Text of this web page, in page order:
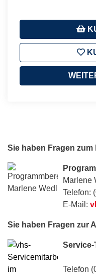
Sie haben Fragen zum
Marlene
Telefon:
E-Mail:
Sie haben Fragen zur
Service-
Telefon